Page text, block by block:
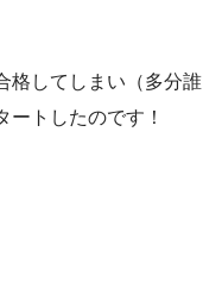
格してしまい（多分誰
ートしたのです！